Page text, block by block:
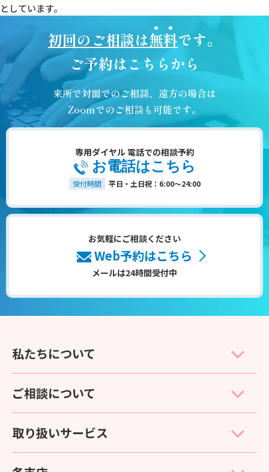
としています。
初回のご相談は無料です。
ご予約はこちらから
来所で対面でのご相談、遠方の場合は
Zoomでのご相談も可能です。
専用ダイヤル 電話での相談予約
お電話はこちら
受付時間 平日・土日祝：6:00～24:00
お気軽にご相談ください
Web予約はこちら
メールは24時間受付中
私たちについて
ご相談について
取り扱いサービス